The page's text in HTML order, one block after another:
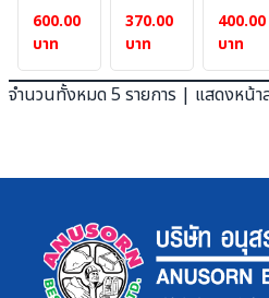
#BESTSAFE
600.00
บาท
[Air
Flow
Tech]
#BESTSAFE
370.00
บาท
400.00
บาท
จำนวนทั้งหมด 5 รายการ | แสดงหน้า